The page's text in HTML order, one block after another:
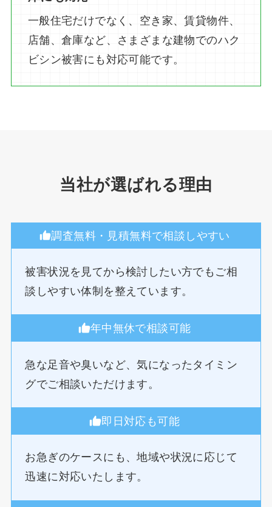
一般住宅だけでなく、空き家、賃貸物件、
店舗、倉庫など、さまざまな建物でのハク
ビシン被害にも対応可能です。
当社が選ばれる理由
調査無料・見積無料で相談しやすい
被害状況を見てから検討したい方でもご相
談しやすい体制を整えています。
年中無休で相談可能
急な足音や臭いなど、気になったタイミン
グでご相談いただけます。
即日対応も可能
お急ぎのケースにも、地域や状況に応じて
迅速に対応いたします。